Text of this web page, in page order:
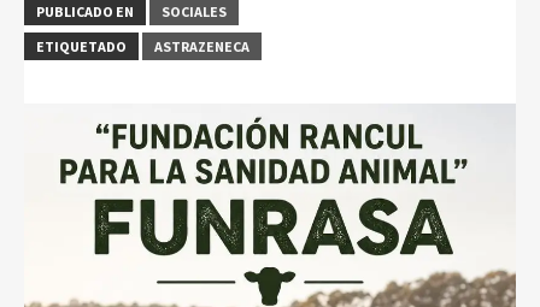
PUBLICADO EN
SOCIALES
ETIQUETADO
ASTRAZENECA